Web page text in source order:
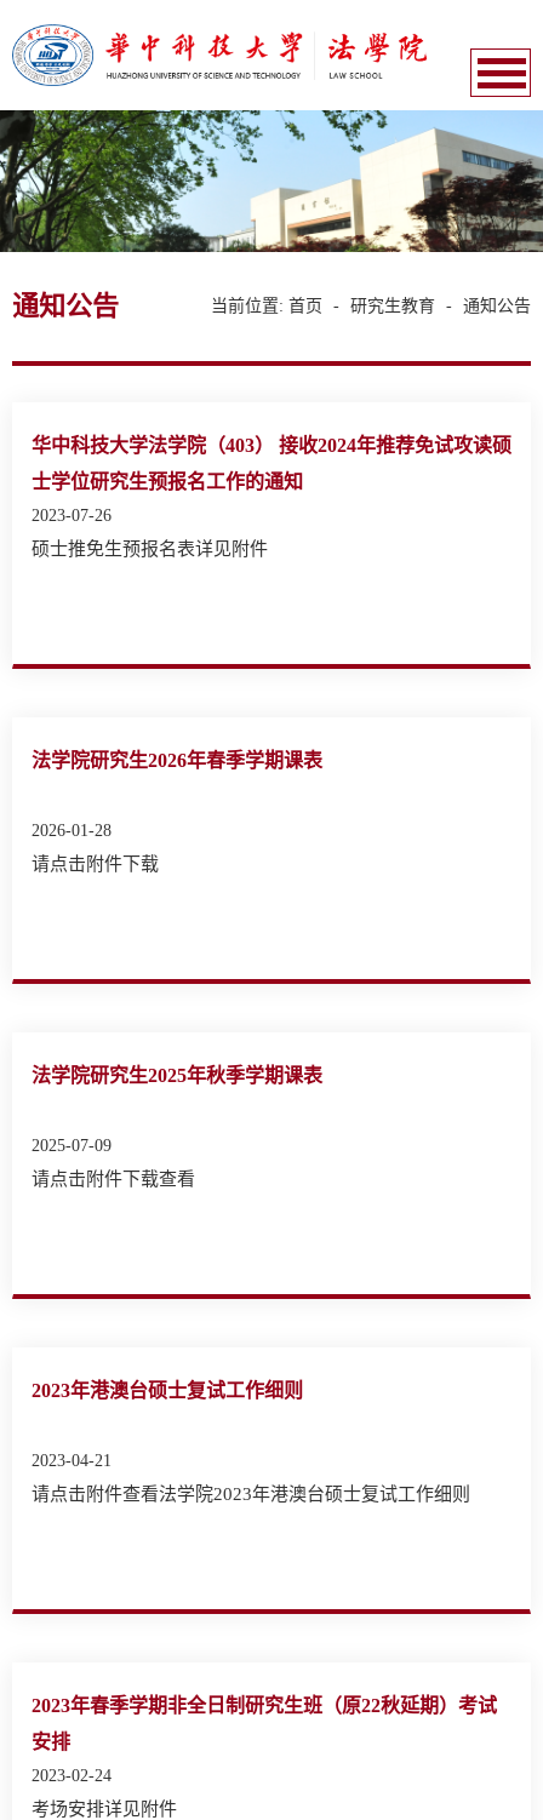
通知公告 当前位置: 首页 - 研究生教育 - 通知公告
华中科技大学法学院（403） 接收2024年推荐免试攻读硕
士学位研究生预报名工作的通知
2023-07-26
硕士推免生预报名表详见附件
法学院研究生2026年春季学期课表
2026-01-28
请点击附件下载
法学院研究生2025年秋季学期课表
2025-07-09
请点击附件下载查看
2023年港澳台硕士复试工作细则
2023-04-21
请点击附件查看法学院2023年港澳台硕士复试工作细则
2023年春季学期非全日制研究生班（原22秋延期）考试
安排
2023-02-24
考场安排详见附件